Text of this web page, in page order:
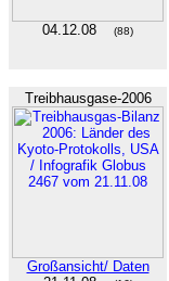
04.12.08 (88)
Treibhausgase-2006
Großansicht/ Daten